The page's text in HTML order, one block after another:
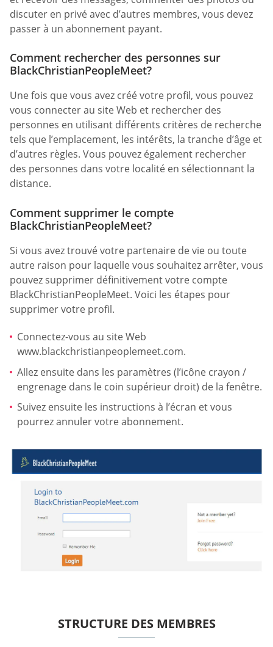
discuter en privé avec d’autres membres, vous devez
passer à un abonnement payant.
Comment rechercher des personnes sur
BlackChristianPeopleMeet?
Une fois que vous avez créé votre profil, vous pouvez
vous connecter au site Web et rechercher des
personnes en utilisant différents critères de recherche
tels que l’emplacement, les intérêts, la tranche d’âge et
d’autres règles. Vous pouvez également rechercher
des personnes dans votre localité en sélectionnant la
distance.
Comment supprimer le compte
BlackChristianPeopleMeet?
Si vous avez trouvé votre partenaire de vie ou toute
autre raison pour laquelle vous souhaitez arrêter, vous
pouvez supprimer définitivement votre compte
BlackChristianPeopleMeet. Voici les étapes pour
supprimer votre profil.
Connectez-vous au site Web
www.blackchristianpeoplemeet.com.
Allez ensuite dans les paramètres (l’icône crayon /
engrenage dans le coin supérieur droit) de la fenêtre.
Suivez ensuite les instructions à l’écran et vous
pourrez annuler votre abonnement.
STRUCTURE DES MEMBRES